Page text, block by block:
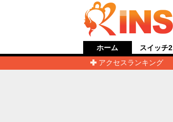
ホーム
アクセスランキング
スイッチ2